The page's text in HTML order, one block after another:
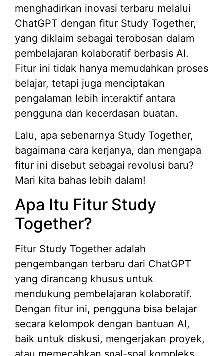
menghadirkan inovasi terbaru melalui
ChatGPT dengan fitur Study Together,
yang diklaim sebagai terobosan dalam
pembelajaran kolaboratif berbasis AI.
Fitur ini tidak hanya memudahkan proses
belajar, tetapi juga menciptakan
pengalaman lebih interaktif antara
pengguna dan kecerdasan buatan.
Lalu, apa sebenarnya Study Together,
bagaimana cara kerjanya, dan mengapa
fitur ini disebut sebagai revolusi baru?
Mari kita bahas lebih dalam!
Apa Itu Fitur Study
Together?
Fitur Study Together adalah
pengembangan terbaru dari ChatGPT
yang dirancang khusus untuk
mendukung pembelajaran kolaboratif.
Dengan fitur ini, pengguna bisa belajar
secara kelompok dengan bantuan AI,
baik untuk diskusi, mengerjakan proyek,
atau memecahkan soal-soal kompleks.